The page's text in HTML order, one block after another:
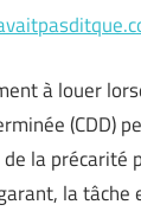
à louer
(CDD)
la précarité
la tâche